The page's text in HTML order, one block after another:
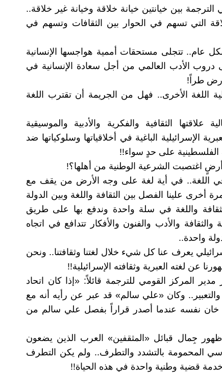
بين خيانتين خيانة خلاقة وخيانة غير خلاقة..
التي تسهم في الحوار بين الثقافات وتسهم في
عام.. تتجلى مستحقات أممية هواجسها الإنسانية
دروب الأدب العالمي من أجل سعادة الإنسانية في
طراً!
اللغة الأخرى.. فهل من الجريمة أن تقترب اللغة
علاقتها الثقافية والفكرية والأدبية والموسيقية
الإسرائيلية الباغية في أخلاقياتها وسلوكياتها ضد
الفلسطينية على حدٍ سواء!!
اغتصبت الشرعية الوطنية من أهلها؟!
في اللغة.. في أية لغة على وجه الأرض من يقف مع
علينا الفصل بين الثقافة واللغة وبين الدولة
واللغة في سلة واحدة وندفع بها على طريق
والثقافة والأدب والفنون والأفكار تتدافع في اتجاه
واحدة..
يعرف عنا كل شيء خلال لغتنا وثقافتنا.. ونحن
عن لغته العبرية وثقافته الإسرائيلية!!
المركز القومي للترجمة قائلاً: «إذا كان اتحاد
والتعبير.. وكان «علي سالم» قد عبر عن رأيه أنه مع
قد خان نفسه عندما أصدر قراراً بفصل علي سالم من
جِمال قبائل «المثقفين» العرب الذين يضعون
المحمومة بالتشدد والتطرف.. ولم يكن التطرف
قضية وطنية واحدة في هذه الحياة!!